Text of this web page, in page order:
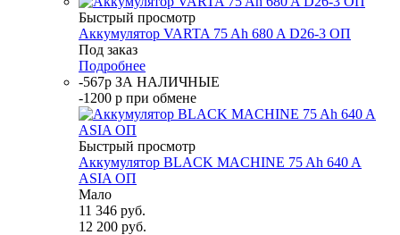
Быстрый просмотр
Аккумулятор VARTA 75 Ah 680 A D26-3 ОП
Под заказ
Подробнее
-567р ЗА НАЛИЧНЫЕ
-1200 р при обмене
Быстрый просмотр
Аккумулятор BLACK MACHINE 75 Ah 640 A
ASIA ОП
Мало
11 346 руб.
12 200 руб.